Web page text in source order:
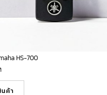
HS-700
ค้า